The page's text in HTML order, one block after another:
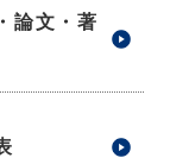
論文・著